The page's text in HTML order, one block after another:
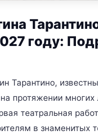
году:
Тарантино,
протяжении многих
театральная
в знаменитых